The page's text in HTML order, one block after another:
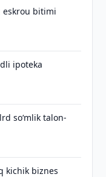
eskrou bitimi
ipoteka
so‘mlik talon-
kichik biznes